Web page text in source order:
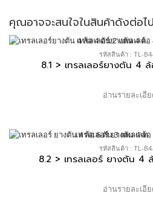
คุณอาจจะสนใจในสินค้าดังต่อไ
รหัสสินค้า : TL-
8.1 > เทรลเลอร์ยางตัน 4
อ่านรายละเอี
รหัสสินค้า : TL-
8.2 > เทรลเลอร์ ยางตัน
อ่านรายละเอี